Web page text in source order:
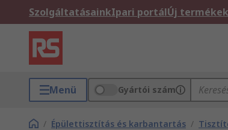
SzolgáltatásainkIpari portálÚj termékek
Menü Gyártói szám
/ Épülettisztítás és karbantartás /